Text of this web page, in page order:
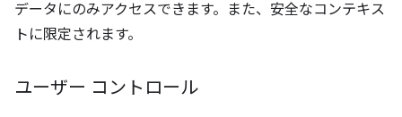
データにのみアクセスできます。また、安全なコンテキス
トに限定されます。
ユーザー コントロール